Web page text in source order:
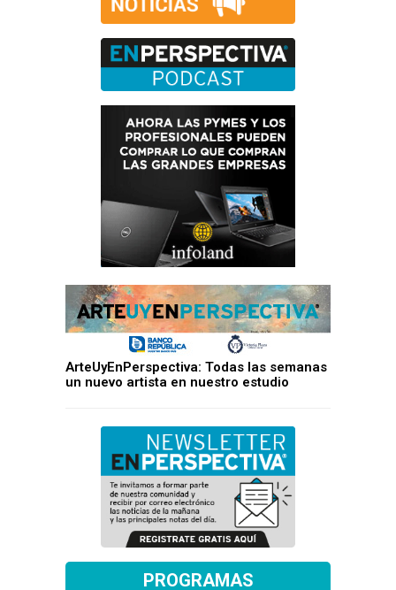
ArteUyEnPerspectiva: Todas las semanas
un nuevo artista en nuestro estudio
PROGRAMAS